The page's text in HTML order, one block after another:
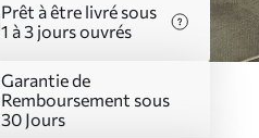
Prêt à être livré sous
1 à 3 jours ouvrés
Garantie de
Remboursement sous
30 Jours